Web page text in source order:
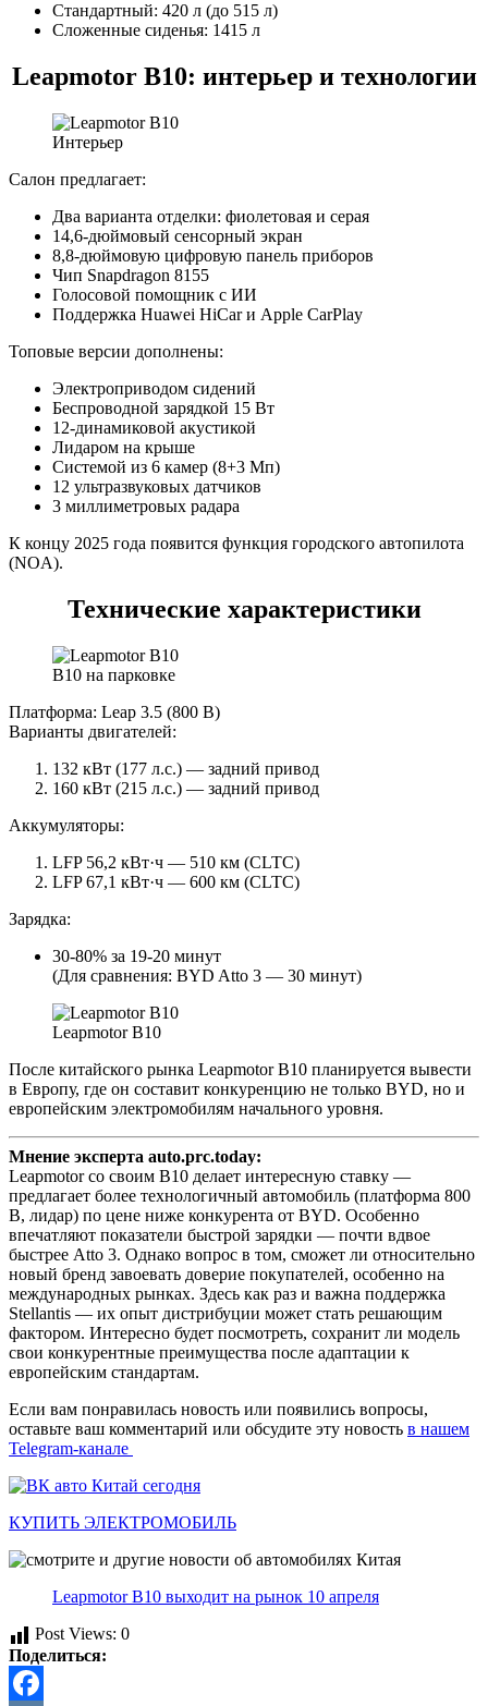
Стандартный: 420 л (до 515 л)
Сложенные сиденья: 1415 л
Leapmotor B10: интерьер и технологии
Интерьер
Салон предлагает:
Два варианта отделки: фиолетовая и серая
14,6-дюймовый сенсорный экран
8,8-дюймовую цифровую панель приборов
Чип Snapdragon 8155
Голосовой помощник с ИИ
Поддержка Huawei HiCar и Apple CarPlay
Топовые версии дополнены:
Электроприводом сидений
Беспроводной зарядкой 15 Вт
12-динамиковой акустикой
Лидаром на крыше
Системой из 6 камер (8+3 Мп)
12 ультразвуковых датчиков
3 миллиметровых радара
К концу 2025 года появится функция городского автопилота
(NOA).
Технические характеристики
B10 на парковке
Платформа: Leap 3.5 (800 В)
Варианты двигателей:
132 кВт (177 л.с.) — задний привод
160 кВт (215 л.с.) — задний привод
Аккумуляторы:
LFP 56,2 кВт·ч — 510 км (CLTC)
LFP 67,1 кВт·ч — 600 км (CLTC)
Зарядка:
30-80% за 19-20 минут
(Для сравнения: BYD Atto 3 — 30 минут)
Leapmotor B10
После китайского рынка Leapmotor B10 планируется вывести
в Европу, где он составит конкуренцию не только BYD, но и
европейским электромобилям начального уровня.
Мнение эксперта auto.prc.today:
Leapmotor со своим B10 делает интересную ставку —
предлагает более технологичный автомобиль (платформа 800
В, лидар) по цене ниже конкурента от BYD. Особенно
впечатляют показатели быстрой зарядки — почти вдвое
быстрее Atto 3. Однако вопрос в том, сможет ли относительно
новый бренд завоевать доверие покупателей, особенно на
международных рынках. Здесь как раз и важна поддержка
Stellantis — их опыт дистрибуции может стать решающим
фактором. Интересно будет посмотреть, сохранит ли модель
свои конкурентные преимущества после адаптации к
европейским стандартам.
Если вам понравилась новость или появились вопросы,
оставьте ваш комментарий или обсудите эту новость в нашем
Telegram-канале
КУПИТЬ ЭЛЕКТРОМОБИЛЬ
Leapmotor B10 выходит на рынок 10 апреля
Post Views: 0
Поделиться: